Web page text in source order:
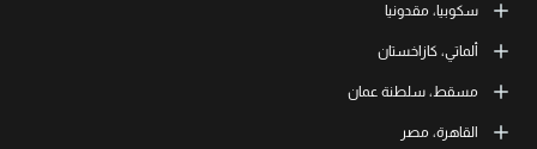
+966 11 464 4865
Office No. 2, 34 Station Road
Urmston, Manchester, England M41 9JQ UK
+44 (0) 1615138133
سكوبيا، مقدونيا
L3RN dooel
Str. 20, No 82, Cucer-Sandevo 1000 Skopje, MKD
ألماتي، كازاخستان
LEORON Training and Development
Baizakov street, 280, office 3 050000 Almaty, KAZ
مسقط، سلطنة عمان
LEORON Training Institute
The Office 1991, Building No. 5341, Way No. 4560, Office No. 215, Al
القاهرة، مصر